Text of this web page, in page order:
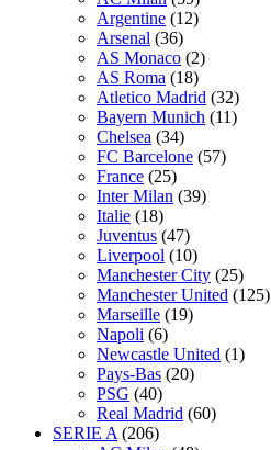
Argentine (12)
Arsenal (36)
AS Monaco (2)
AS Roma (18)
Atletico Madrid (32)
Bayern Munich (11)
Chelsea (34)
FC Barcelone (57)
France (25)
Inter Milan (39)
Italie (18)
Juventus (47)
Liverpool (10)
Manchester City (25)
Manchester United (125)
Marseille (19)
Napoli (6)
Newcastle United (1)
Pays-Bas (20)
PSG (40)
Real Madrid (60)
SERIE A (206)